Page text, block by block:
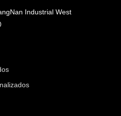
Industrial West